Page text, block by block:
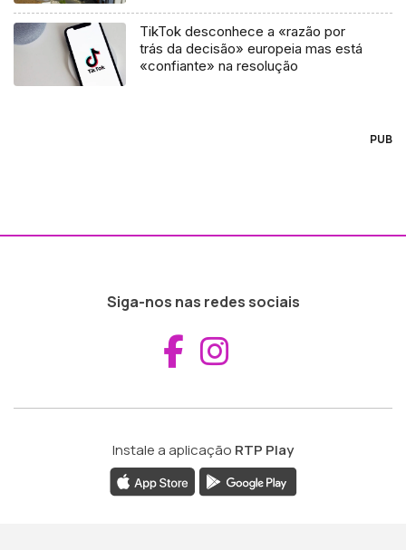
TikTok desconhece a «razão por
trás da decisão» europeia mas está
«confiante» na resolução
PUB
Siga-nos nas redes sociais
Aceder ao
Instale a aplicação RTP Play